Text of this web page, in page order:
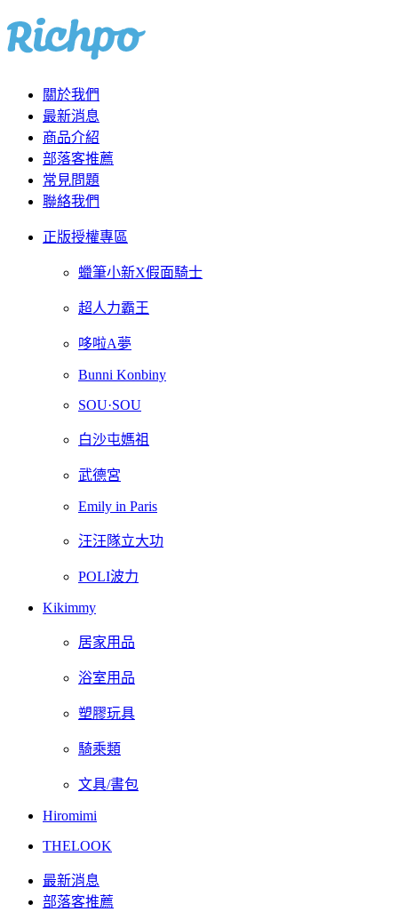
關於我們
最新消息
商品介紹
部落客推薦
常見問題
聯絡我們
正版授權專區
蠟筆小新X假面騎士
超人力霸王
哆啦A夢
Bunni Konbiny
SOU·SOU
白沙屯媽祖
武德宮
Emily in Paris
汪汪隊立大功
POLI波力
Kikimmy
居家用品
浴室用品
塑膠玩具
騎乘類
文具/書包
Hiromimi
THELOOK
最新消息
部落客推薦